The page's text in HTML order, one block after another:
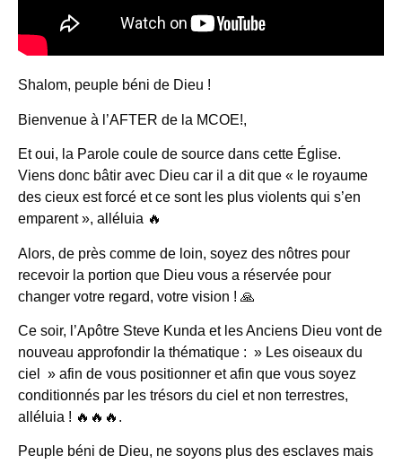
Shalom, peuple béni de Dieu !
Bienvenue à l’AFTER de la MCOE!,
Et oui, la Parole coule de source dans cette Église.
Viens donc bâtir avec Dieu car il a dit que « le royaume
des cieux est forcé et ce sont les plus violents qui s’en
emparent », alléluia 🔥
Alors, de près comme de loin, soyez des nôtres pour
recevoir la portion que Dieu vous a réservée pour
changer votre regard, votre vision ! 🙏
Ce soir, l’Apôtre Steve Kunda et les Anciens Dieu vont de
nouveau approfondir la thématique : » Les oiseaux du
ciel » afin de vous positionner et afin que vous soyez
conditionnés par les trésors du ciel et non terrestres,
alléluia ! 🔥🔥🔥.
Peuple béni de Dieu, ne soyons plus des esclaves mais